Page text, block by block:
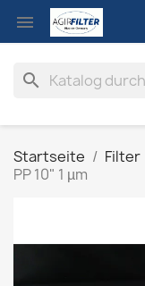

search
Startseite Filter
PP 10" 1 µm